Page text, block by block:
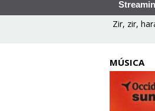
Zir, zir,
MÚSICA